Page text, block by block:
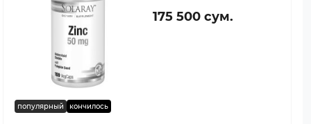
популярный кончилось
175 500 сум.